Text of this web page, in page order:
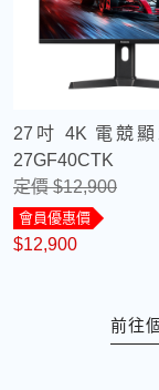
27吋 4K 電競
27GF40CTK
定價 $12,900
會員優惠價
$12,900
前往